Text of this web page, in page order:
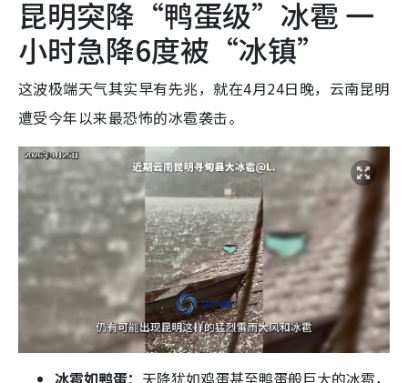
昆明突降“鸭蛋级”冰雹 一
小时急降6度被“冰镇”
这波极端天气其实早有先兆，就在4月24日晚，云南昆明
遭受今年以来最恐怖的冰雹袭击。